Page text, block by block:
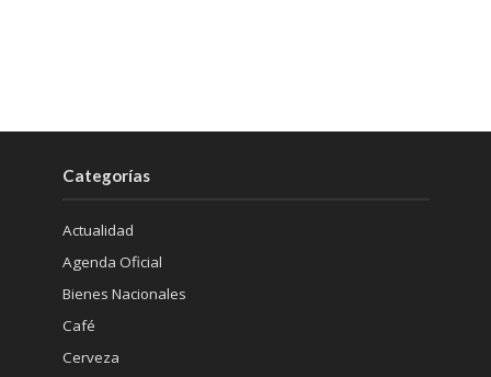
Categorías
Actualidad
Agenda Oficial
Bienes Nacionales
Café
Cerveza